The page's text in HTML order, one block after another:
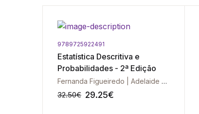
9789725922491
Estatística Descritiva e
Probabilidades - 2ª Edição
Fernanda Figueiredo | Adelaide Figueiredo | Alexandra Ramos | Paulo Teles
32.50€ 29.25€